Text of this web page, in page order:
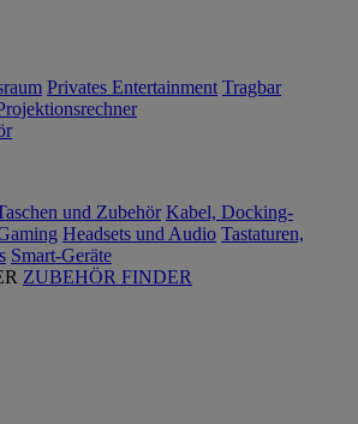
Privates Entertainment Tragbar
und Zubehör Kabel, Docking-
Headsets und Audio Tastaturen,
Smart-Geräte
ZUBEHÖR FINDER